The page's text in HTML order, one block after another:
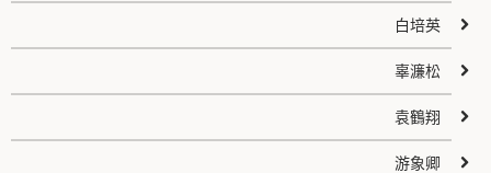
白培英
辜濂松
袁鶴翔
游象卿